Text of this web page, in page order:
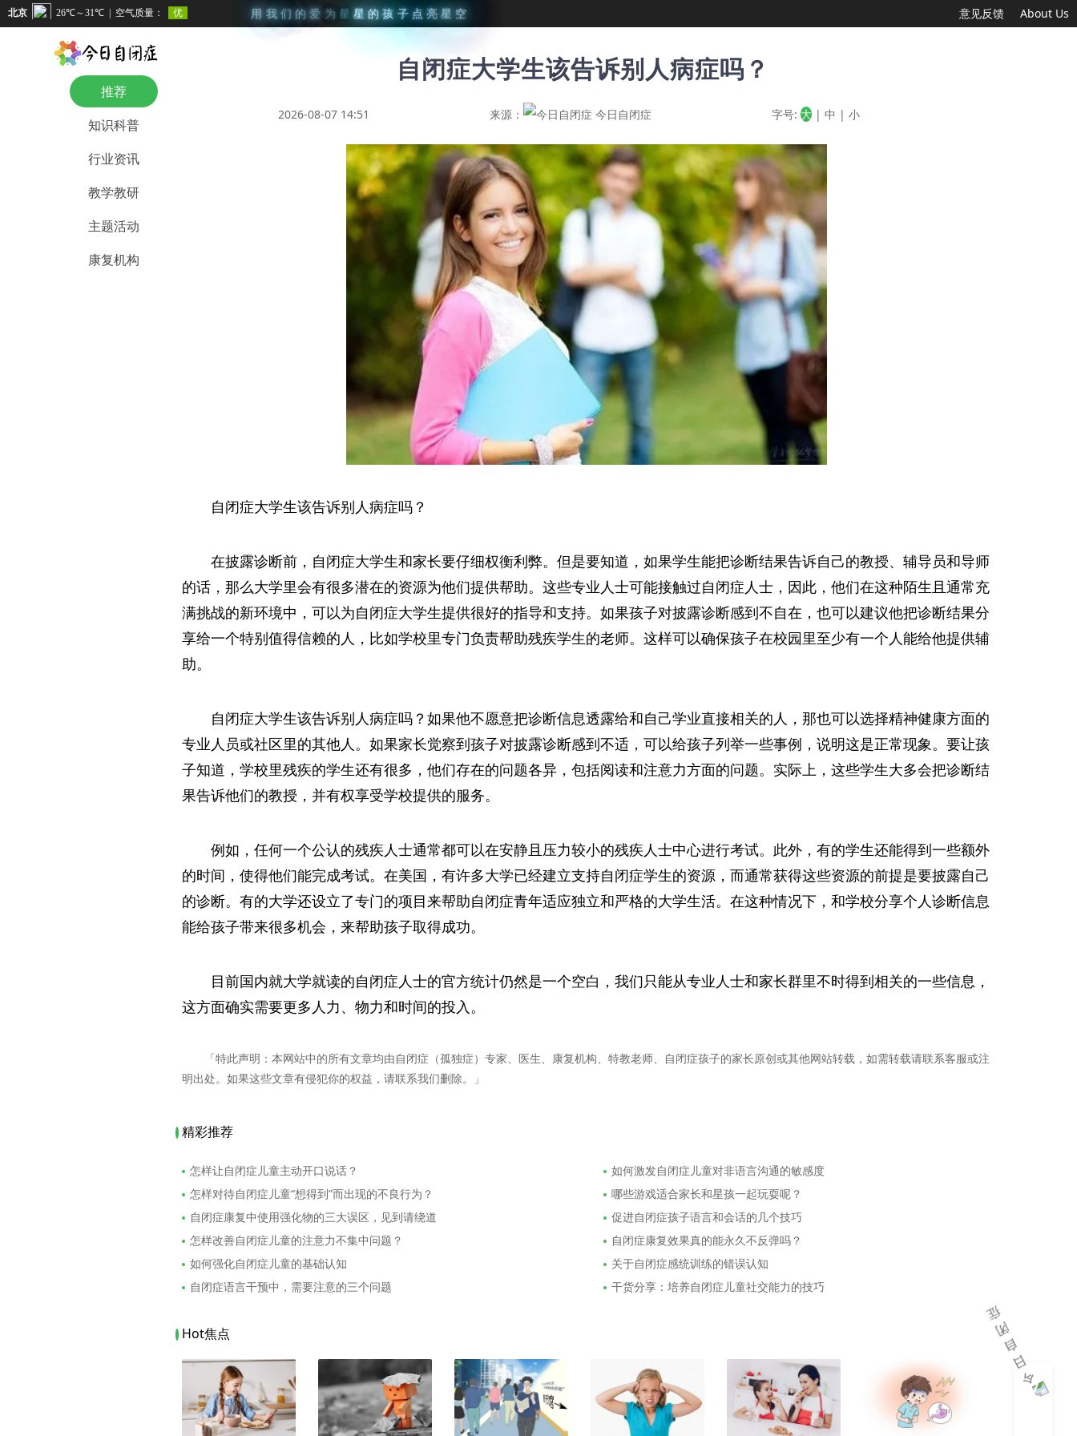
用 我 们 的 爱 为 星 星 的 孩 子 点 亮 星 空 意见反馈 About Us
推荐
知识科普
行业资讯
教学教研
主题活动
康复机构
自闭症大学生该告诉别人病症吗？
2026-08-07 14:51 来源： 今日自闭症 字号: 大 | 中 | 小
自闭症大学生该告诉别人病症吗？
在披露诊断前，自闭症大学生和家长要仔细权衡利弊。但是要知道，如果学生能把诊断结果告诉自己的教授、辅导员和导师
的话，那么大学里会有很多潜在的资源为他们提供帮助。这些专业人士可能接触过自闭症人士，因此，他们在这种陌生且通常充
满挑战的新环境中，可以为自闭症大学生提供很好的指导和支持。如果孩子对披露诊断感到不自在，也可以建议他把诊断结果分
享给一个特别值得信赖的人，比如学校里专门负责帮助残疾学生的老师。这样可以确保孩子在校园里至少有一个人能给他提供辅
助。
自闭症大学生该告诉别人病症吗？如果他不愿意把诊断信息透露给和自己学业直接相关的人，那也可以选择精神健康方面的
专业人员或社区里的其他人。如果家长觉察到孩子对披露诊断感到不适，可以给孩子列举一些事例，说明这是正常现象。要让孩
子知道，学校里残疾的学生还有很多，他们存在的问题各异，包括阅读和注意力方面的问题。实际上，这些学生大多会把诊断结
果告诉他们的教授，并有权享受学校提供的服务。
例如，任何一个公认的残疾人士通常都可以在安静且压力较小的残疾人士中心进行考试。此外，有的学生还能得到一些额外
的时间，使得他们能完成考试。在美国，有许多大学已经建立支持自闭症学生的资源，而通常获得这些资源的前提是要披露自己
的诊断。有的大学还设立了专门的项目来帮助自闭症青年适应独立和严格的大学生活。在这种情况下，和学校分享个人诊断信息
能给孩子带来很多机会，来帮助孩子取得成功。
目前国内就大学就读的自闭症人士的官方统计仍然是一个空白，我们只能从专业人士和家长群里不时得到相关的一些信息，
这方面确实需要更多人力、物力和时间的投入。
「特此声明：本网站中的所有文章均由自闭症（孤独症）专家、医生、康复机构、特教老师、自闭症孩子的家长原创或其他网站转载，如需转载请联系客服或注
明出处。如果这些文章有侵犯你的权益，请联系我们删除。」
精彩推荐
怎样让自闭症儿童主动开口说话？
怎样对待自闭症儿童“想得到”而出现的不良行为？
自闭症康复中使用强化物的三大误区，见到请绕道
怎样改善自闭症儿童的注意力不集中问题？
如何强化自闭症儿童的基础认知
自闭症语言干预中，需要注意的三个问题
如何激发自闭症儿童对非语言沟通的敏感度
哪些游戏适合家长和星孩一起玩耍呢？
促进自闭症孩子语言和会话的几个技巧
自闭症康复效果真的能永久不反弹吗？
关于自闭症感统训练的错误认知
干货分享：培养自闭症儿童社交能力的技巧
Hot焦点